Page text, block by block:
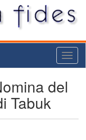
del
Tabuk